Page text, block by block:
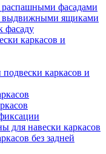
распашными фасадами
выдвижными ящиками
фасаду
каркасов и
каркасов и
для навески каркасов
без задней